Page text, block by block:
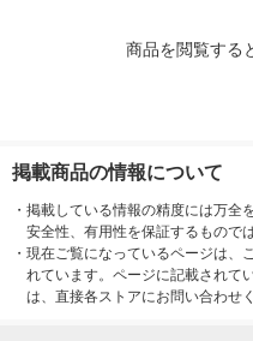
商品を閲覧する
掲載商品の情報について
・ 掲載している情報の精度には万全
安全性、有用性を保証するもので
・ 現在ご覧になっているページは、
れています。ページに記載されて
は、直接各ストアにお問い合わせ